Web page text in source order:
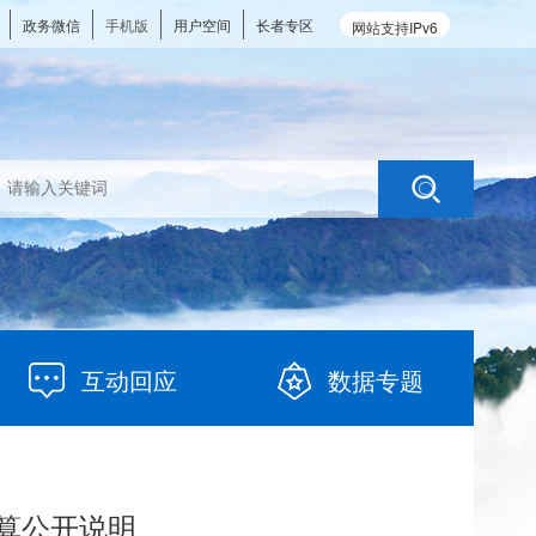
网站支持IPv6
政务微信 手机版 用户空间 长者专区
互动回应 数据专题
公开说明